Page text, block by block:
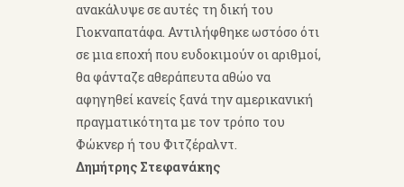
ανακάλυψε σε αυτές τη δική του
Γιοκναπατάφα. Αντιλήφθηκε ωστόσο ότι
σε μια εποχή που ευδοκιμούν οι αριθμοί,
θα φάνταζε αθεράπευτα αθώο να
αφηγηθεί κανείς ξανά την αμερικανική
πραγματικότητα με τον τρόπο του
Φώκνερ ή του Φιτζέραλντ.
Δημήτρης Στεφανάκης